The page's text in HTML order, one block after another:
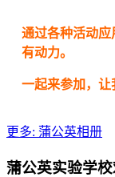
通过各种活动应
有动力。
一起来参加，让
更多: 蒲公英相册
蒲公英实验学校